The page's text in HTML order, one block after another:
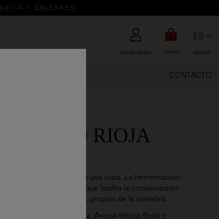
Y BALEARES)
Iniciar sesión Carrito
ES
Idioma
CONTACTO
RIOJA
a partir de la variedad de uva viura. La fermentación
controlada, lo que facilita la conservación
frutales y florales, propios de la variedad.
con tonalidad verdosa. Aroma fresco floral y